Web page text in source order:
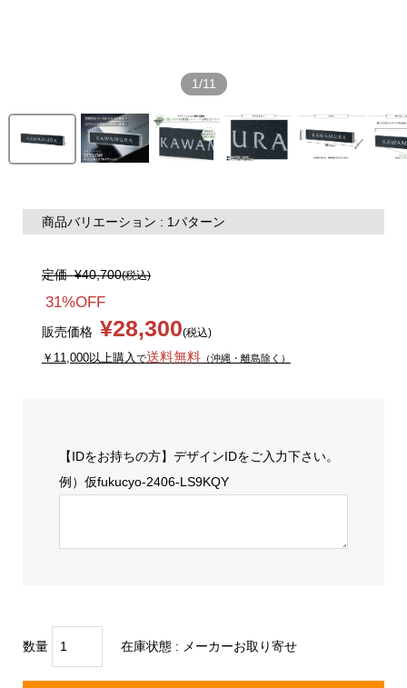
1/11
商品バリエーション : 1パターン
定価¥40,700(税込)
31%OFF
販売価格 ¥28,300(税込)
￥11,000以上購入 で送料無料（沖縄・離島除く）
【IDをお持ちの方】デザインIDをご入力下さい。
例）仮fukucyo-2406-LS9KQY
数量 在庫状態 : メーカーお取り寄せ